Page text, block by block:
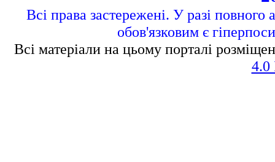
Всі права застережені. У разі повного
обов'язковим є
Всі матеріали на цьому порталі
4.0